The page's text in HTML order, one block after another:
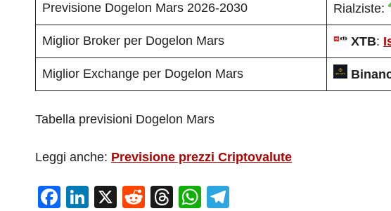
Previsione Dogelon Mars 2026-2030 Rialziste:
Miglior Broker per Dogelon Mars XTB:
Miglior Exchange per Dogelon Mars
Tabella previsioni Dogelon Mars
Leggi anche: Previsione prezzi Criptovalute
F
Li
X
R
T
W